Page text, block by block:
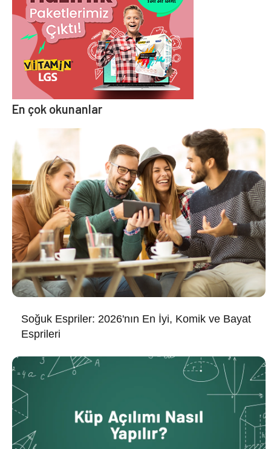
En çok okunanlar
Soğuk Espriler: 2026'nın En İyi, Komik ve Bayat
Esprileri